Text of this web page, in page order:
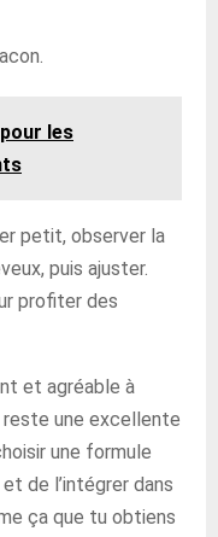
les
petit, observer la
puis ajuster.
profiter des
et agréable à
reste une excellente
une formule
de l’intégrer dans
ça que tu obtiens